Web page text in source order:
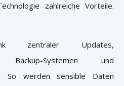
zahlreiche Vorteile.
zentraler Updates,
Backup-Systemen und
So werden sensible Daten